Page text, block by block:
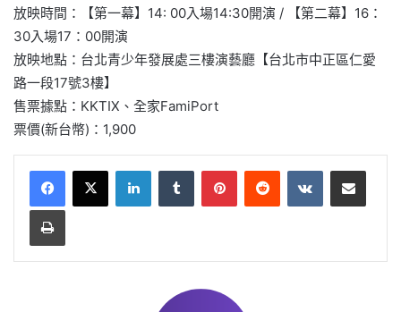
放映時間：【第一幕】14: 00入場14:30開演 / 【第二幕】16：
30入場17：00開演
放映地點：台北青少年發展處三樓演藝廳【台北市中正區仁愛
路一段17號3樓】
售票據點：KKTIX、全家FamiPort
票價(新台幣)：1,900
LinkedInTumblr PinterestReddit VKontakteShare via Email
Print